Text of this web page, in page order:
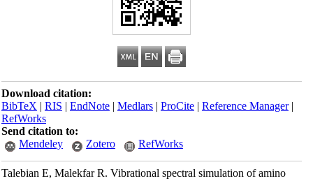
Download citation:
BibTeX|RIS|EndNote|Medlars|ProCite|Reference Manager
RefWorks
Send citation to:
Mendeley
Zotero RefWorks
Talebian E, Malekfar R. Vibrational spectral simulation of amino